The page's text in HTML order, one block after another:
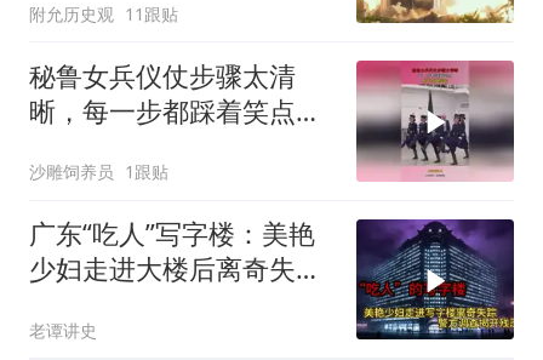
附允历史观 11跟贴
秘鲁女兵仪仗步骤太清
晰，每一步都踩着笑点，
沙雕饲养员 1跟贴
广东“吃人”写字楼：美艳
少妇走进大楼后离奇失
相
老谭讲史